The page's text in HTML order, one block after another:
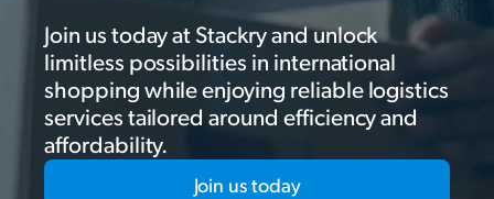
Join us today at Stackry and unlock
limitless possibilities in international
shopping while enjoying reliable logistics
services tailored around efficiency and
affordability.
Join us today